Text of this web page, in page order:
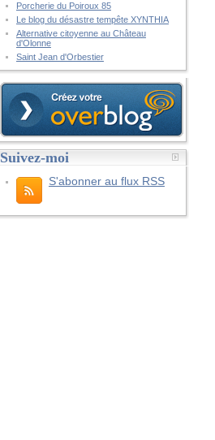
Porcherie du Poiroux 85
Le blog du désastre tempête XYNTHIA
Alternative citoyenne au Château
d'Olonne
Saint Jean d'Orbestier
Suivez-moi
S'abonner au flux RSS